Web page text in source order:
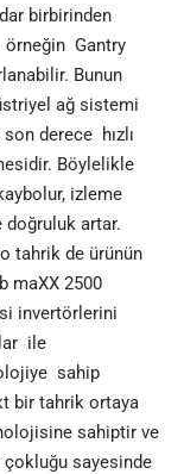
birbirinden
örneğin Gantry
Bunun
ağ sistemi
derece hızlı
Böylelikle
izleme
doğruluk artar.
tahrik de ürünün
maXX 2500
invertörlerini
ile
sahip
bir tahrik ortaya
sahiptir ve
sayesinde